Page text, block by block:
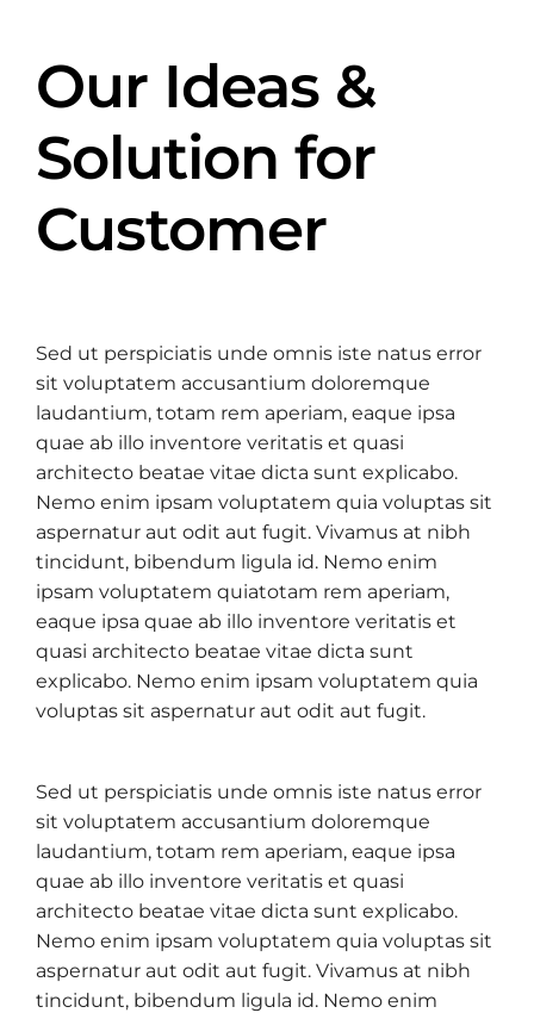
Our Ideas &
Solution for
Customer
Sed ut perspiciatis unde omnis iste natus error
sit voluptatem accusantium doloremque
laudantium, totam rem aperiam, eaque ipsa
quae ab illo inventore veritatis et quasi
architecto beatae vitae dicta sunt explicabo.
Nemo enim ipsam voluptatem quia voluptas sit
aspernatur aut odit aut fugit. Vivamus at nibh
tincidunt, bibendum ligula id. Nemo enim
ipsam voluptatem quiatotam rem aperiam,
eaque ipsa quae ab illo inventore veritatis et
quasi architecto beatae vitae dicta sunt
explicabo. Nemo enim ipsam voluptatem quia
voluptas sit aspernatur aut odit aut fugit.
Sed ut perspiciatis unde omnis iste natus error
sit voluptatem accusantium doloremque
laudantium, totam rem aperiam, eaque ipsa
quae ab illo inventore veritatis et quasi
architecto beatae vitae dicta sunt explicabo.
Nemo enim ipsam voluptatem quia voluptas sit
aspernatur aut odit aut fugit. Vivamus at nibh
tincidunt, bibendum ligula id. Nemo enim